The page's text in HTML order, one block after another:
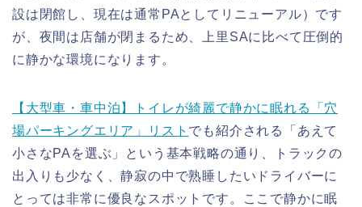
設は閉館し、現在は通常PAとしてリニューアル）です
が、夜間は店舗が閉まるため、上里SAに比べて圧倒的
に静かな環境になります。
【大型車・車中泊】トイレが綺麗で静かに眠れる「穴
場パーキングエリア」リスト でも紹介される「あえて
小さなPAを選ぶ」という基本戦略の通り、トラックの
出入りも少なく、静寂の中で熟睡したいドライバーに
とっては非常に優良なスポットです。ここで静かに眠